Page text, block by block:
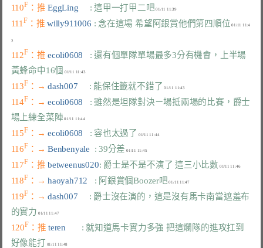
110F ：推 EggLing : 這甲一打甲二吧 01/11 11:39
111 F ：推 willy911006 : 念在這場 希望阿銀賞他們第四順位 01/11 11:4
112F ：推 ecoli0608 : 還有個單隊單場最多3分有機會，上半場
黃蜂命中16個
01/11 11:43
113F ：→ dash007 : 能保住籤就不錯了 01/11 11:43
114F ：→ ecoli0608 : 雖然是坦隊對決ㄧ場抵兩場的比賽，爵士
場上練全菜陣
01/11 11:44
115F ：→ ecoli0608 : 容也太過了 01/11 11:44
116F ：→ Benbenyale : 39分差 01/11 11:45
117F ：推 betweenus020: 爵士是不是不演了 這三小比數 01/11 11:46
118F ：→ haoyah712 : 阿銀賞個Boozer吧
119F ：→ dash007 : 爵士沒在演的，這是沒有馬卡南當遮羞布
的實力
01/11 11:47
120F ：推 teren : 就知道馬卡實力多強 把這爛隊的進攻扛到
好像能打